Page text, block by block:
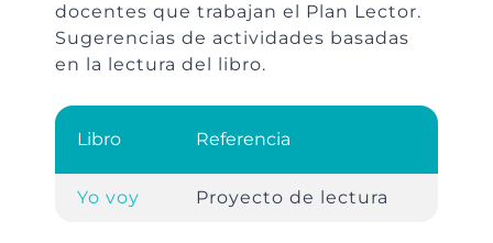
docentes que trabajan el Plan Lector.
Sugerencias de actividades basadas
en la lectura del libro.
Libro Referencia
Yo voy Proyecto de lectura